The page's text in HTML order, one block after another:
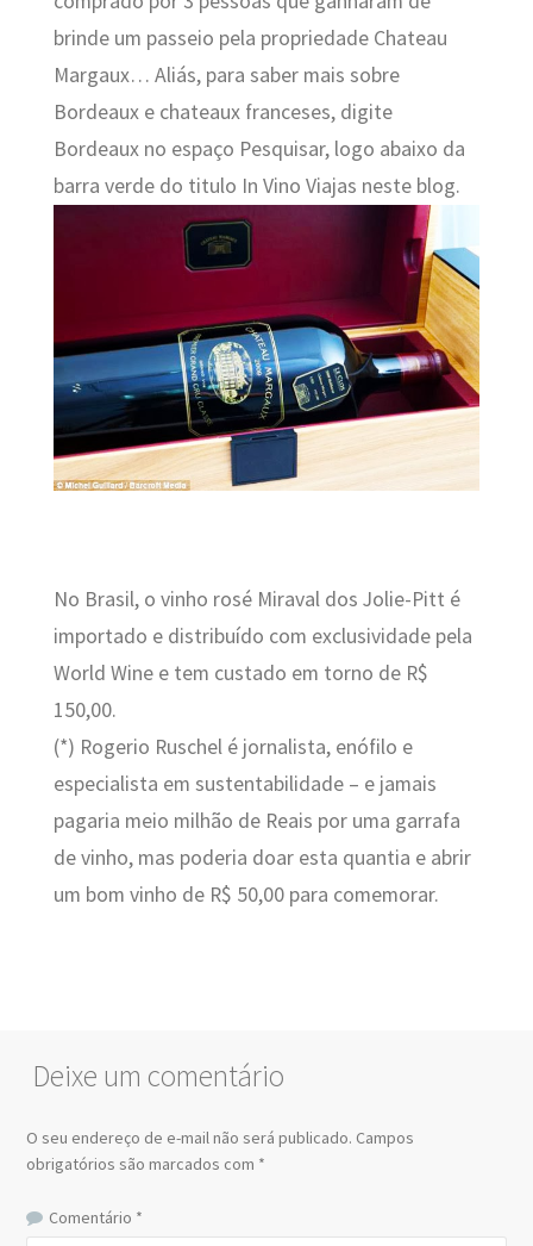
brinde um passeio pela propriedade Chateau
Margaux… Aliás, para saber mais sobre
Bordeaux e chateaux franceses, digite
Bordeaux no espaço Pesquisar, logo abaixo da
barra verde do titulo In Vino Viajas neste blog.
No Brasil, o vinho rosé Miraval dos Jolie-Pitt é
importado e distribuído com exclusividade pela
World Wine e tem custado em torno de R$
150,00.
(*) Rogerio Ruschel é jornalista, enófilo e
especialista em sustentabilidade – e jamais
pagaria meio milhão de Reais por uma garrafa
de vinho, mas poderia doar esta quantia e abrir
um bom vinho de R$ 50,00 para comemorar.
Deixe um comentário
O seu endereço de e-mail não será publicado. Campos
obrigatórios são marcados com *
Comentário *